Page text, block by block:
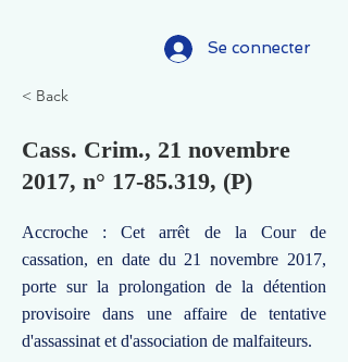
Se connecter
< Back
Cass. Crim., 21 novembre
2017, n° 17-85.319, (P)
Accroche : Cet arrêt de la Cour de
cassation, en date du 21 novembre 2017,
porte sur la prolongation de la détention
provisoire dans une affaire de tentative
d'assassinat et d'association de malfaiteurs.